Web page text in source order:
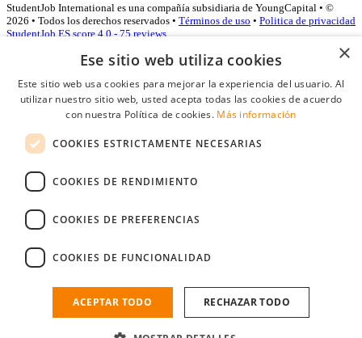
StudentJob International es una compañía subsidiaria de YoungCapital • ©
2026 • Todos los derechos reservados • Términos de uso • Politica de privacidad
StudentJob ES score 4.0 - 75 reviews
Acceso empresas
Contraseña
Recordarme
Conectarse
Registro gratuito empresas
Encuentre al candidato perfecto a tan sólo un par de clicks
×
Ese sitio web utiliza cookies
Este sitio web usa cookies para mejorar la experiencia del usuario. Al
utilizar nuestro sitio web, usted acepta todas las cookies de acuerdo
con nuestra Política de cookies. Más información
COOKIES ESTRICTAMENTE NECESARIAS
COOKIES DE RENDIMIENTO
COOKIES DE PREFERENCIAS
COOKIES DE FUNCIONALIDAD
ACEPTAR TODO RECHAZAR TODO